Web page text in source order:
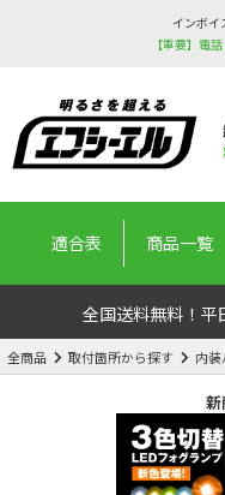
インボ
【重要】電
適合表 商品一覧
全国送料無料！平
全商品 取付箇所から探す 内装
新